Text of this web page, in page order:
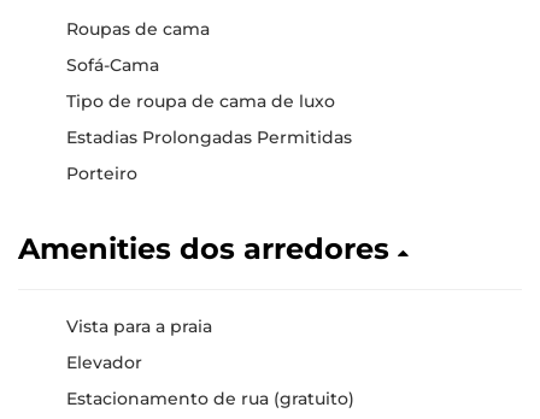
Roupas de cama
Sofá-Cama
Tipo de roupa de cama de luxo
Estadias Prolongadas Permitidas
Porteiro
Amenities dos arredores
Vista para a praia
Elevador
Estacionamento de rua (gratuito)